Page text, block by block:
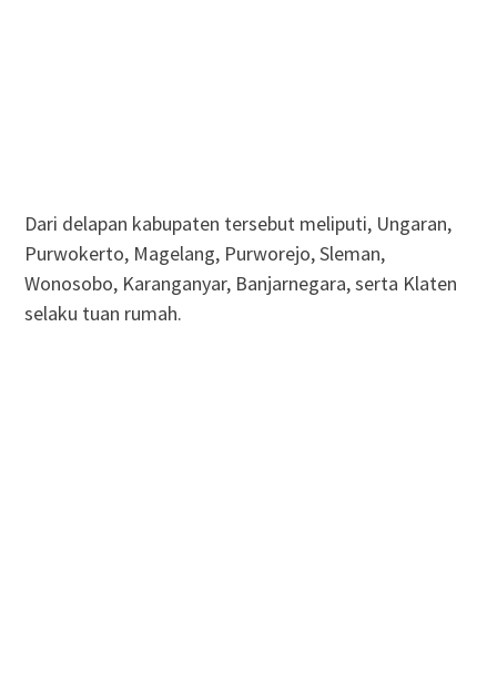
Dari delapan kabupaten tersebut meliputi, Ungaran,
Purwokerto, Magelang, Purworejo, Sleman,
Wonosobo, Karanganyar, Banjarnegara, serta Klaten
selaku tuan rumah.